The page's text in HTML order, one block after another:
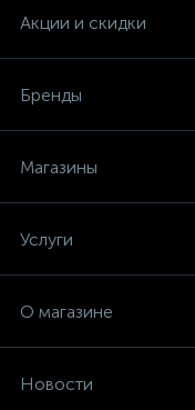
Акции и скидки
Бренды
Магазины
Услуги
О магазине
Новости